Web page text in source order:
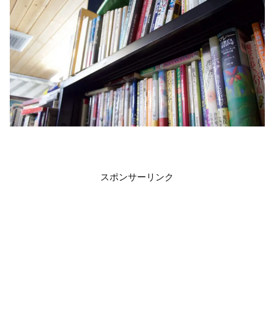
スポンサーリンク